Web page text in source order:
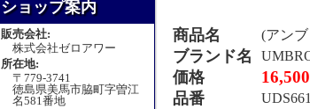
ショップ案内
販売会社:
株式会社ゼロアワー
所在地:
〒779-3741
徳島県美馬市脇町字曽江
名581番地
商品名 (アン
ブランド名
価格
品番